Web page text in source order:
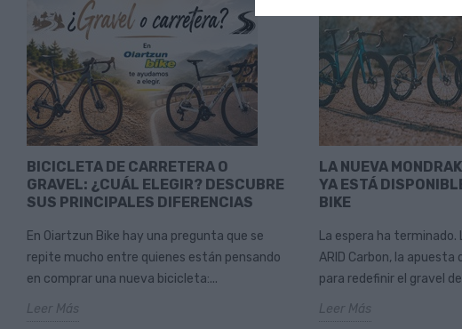
BICICLETA DE CARRETERA O
GRAVEL: ¿CUÁL ELEGIR? DESCUBRE
SUS PRINCIPALES DIFERENCIAS
En Oiartzun Bike hay una pregunta que se
repite mucho entre quienes están pensando
en comprar una nueva bicicleta:...
Leer Más
LA NUEVA
YA ESTÁ
BIKE
La espera ha terminado.
ARID Carbon, la
para redefinir el gravel
Leer Más